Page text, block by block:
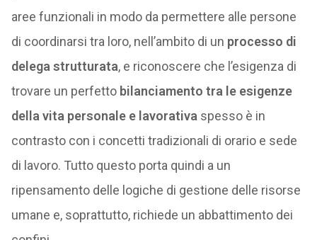
aree funzionali in modo da permettere alle persone
di coordinarsi tra loro, nell’ambito di un processo di
delega strutturata, e riconoscere che l’esigenza di
trovare un perfetto bilanciamento tra le esigenze
della vita personale e lavorativa spesso è in
contrasto con i concetti tradizionali di orario e sede
di lavoro. Tutto questo porta quindi a un
ripensamento delle logiche di gestione delle risorse
umane e, soprattutto, richiede un abbattimento dei